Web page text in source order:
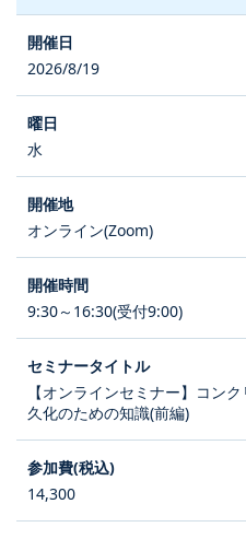
2026/8/19
水
オンライン(Zoom)
9:30～16:30(受付9:00)
【オンラインセミナー】コン
久化のための知識(前編)
14,300